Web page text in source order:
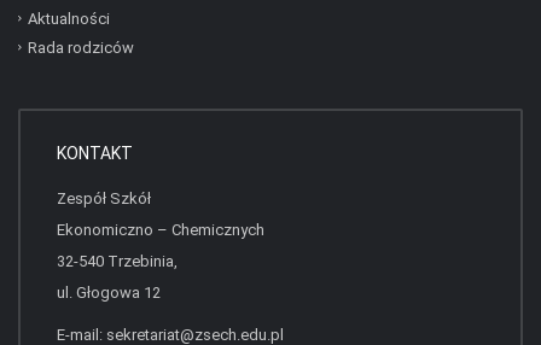
Aktualności
Rada rodziców
KONTAKT
Zespół Szkół
Ekonomiczno – Chemicznych
32-540 Trzebinia,
ul. Głogowa 12
E-mail: sekretariat@zsech.edu.pl